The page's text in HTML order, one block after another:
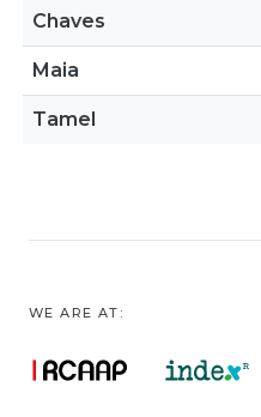
Chaves
Maia
Tamel
WE ARE AT: